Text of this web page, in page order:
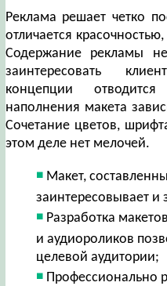
Реклама решает четко
отличается
Содержание рекламы
заинтересовать
концепции
наполнения макета
Сочетание цветов,
этом деле нет мелочей.
Макет,
заинтересовывает и
Разработка
и аудиороликов
целевой аудитории;
Профессионально